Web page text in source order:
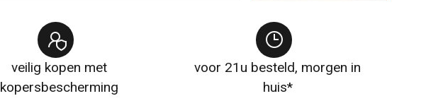
veilig kopen met
kopersbescherming
voor 21u besteld, morgen in
huis*